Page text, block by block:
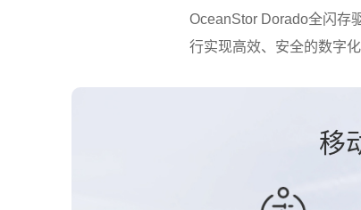
OceanStor Dorado全闪存
行实现高效、安全的数字
移